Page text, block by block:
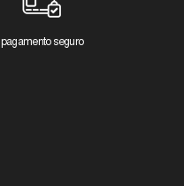
pagamento seguro